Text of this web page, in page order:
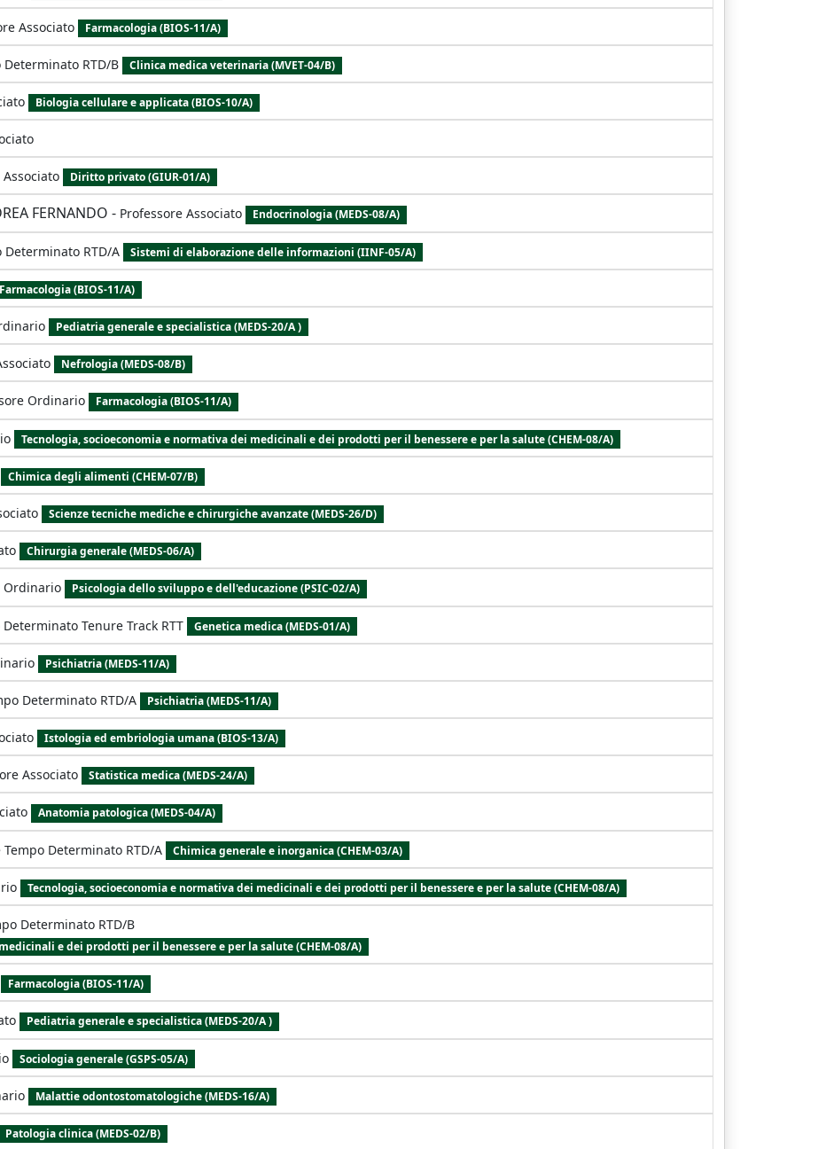
Associato Farmacologia (BIOS-11/A)
RTD/B Clinica medica veterinaria (MVET-04/B)
Biologia cellulare e applicata (BIOS-10/A)
Diritto privato (GIUR-01/A)
FERNANDO - Professore Associato Endocrinologia (MEDS-08/A)
Determinato RTD/A Sistemi di elaborazione delle informazioni (IINF-05/A)
Farmacologia (BIOS-11/A)
Pediatria generale e specialistica (MEDS-20/A )
Nefrologia (MEDS-08/B)
Ordinario Farmacologia (BIOS-11/A)
Tecnologia, socioeconomia e normativa dei medicinali e dei prodotti per il benessere e per la salute (CHEM-08/A)
Chimica degli alimenti (CHEM-07/B)
Scienze tecniche mediche e chirurgiche avanzate (MEDS-26/D)
Chirurgia generale (MEDS-06/A)
Ordinario Psicologia dello sviluppo e dell'educazione (PSIC-02/A)
Tenure Track RTT Genetica medica (MEDS-01/A)
Psichiatria (MEDS-11/A)
Determinato RTD/A Psichiatria (MEDS-11/A)
Istologia ed embriologia umana (BIOS-13/A)
Associato Statistica medica (MEDS-24/A)
Anatomia patologica (MEDS-04/A)
Tempo Determinato RTD/A Chimica generale e inorganica (CHEM-03/A)
Tecnologia, socioeconomia e normativa dei medicinali e dei prodotti per il benessere e per la salute (CHEM-08/A)
Determinato RTD/B
e dei prodotti per il benessere e per la salute (CHEM-08/A)
Farmacologia (BIOS-11/A)
Pediatria generale e specialistica (MEDS-20/A )
Sociologia generale (GSPS-05/A)
Malattie odontostomatologiche (MEDS-16/A)
Patologia clinica (MEDS-02/B)